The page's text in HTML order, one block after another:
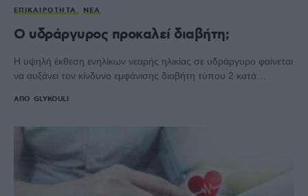
ΕΠΙΚΑΙΡΌΤΗΤΑ ΝΈΑ
Ο υδράργυρος προκαλεί διαβήτη;
Η υψηλή έκθεση ενηλίκων νεαρής ηλικίας σε υδράργυρο φαίνεται
να αυξάνει τον κίνδυνο εμφάνισης διαβήτη τύπου 2 κατά…
ΑΠΌ GLYKOULI